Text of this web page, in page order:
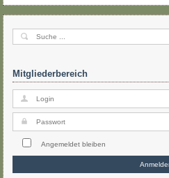
Mitgliederbereich
Angemeldet bleiben